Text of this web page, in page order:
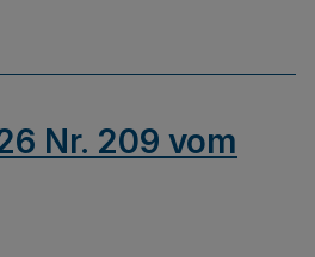
Nr. 209 vom